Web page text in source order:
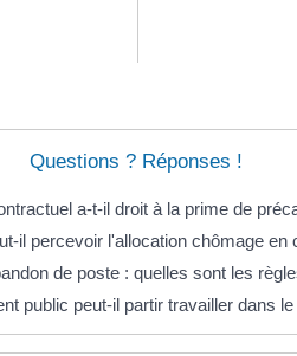
Questions ? Réponses !
a-t-il droit à la prime de
il percevoir l'allocation chômage en
de poste : quelles sont les
public peut-il partir travailler dans